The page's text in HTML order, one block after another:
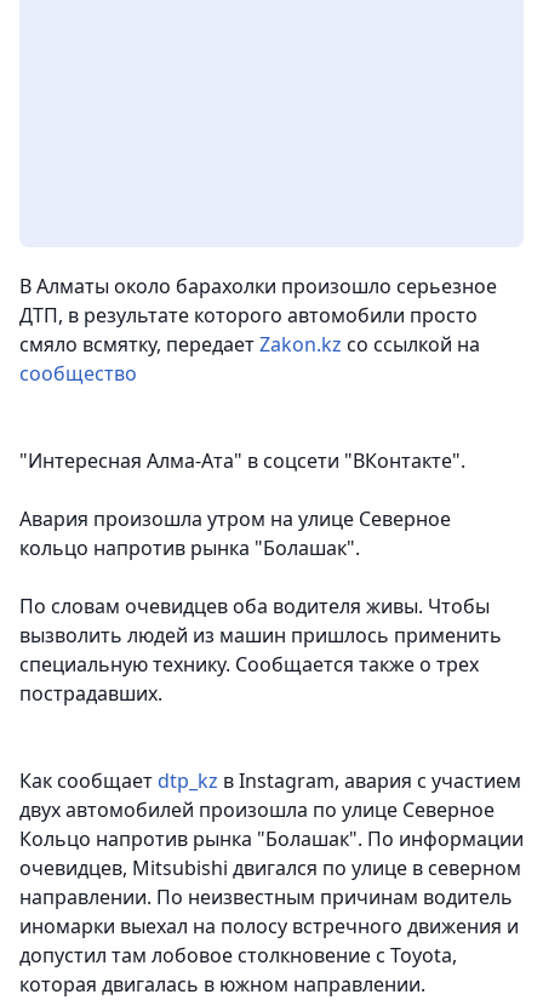
В Алматы около барахолки произошло серьезное
ДТП, в результате которого автомобили просто
смяло всмятку, передаетZakon.kz со ссылкой на
сообщество
"Интересная Алма-Ата" в соцсети "ВКонтакте".
Авария произошла утром на улице Северное
кольцо напротив рынка "Болашак".
По словам очевидцев оба водителя живы. Чтобы
вызволить людей из машин пришлось применить
специальную технику. Сообщается также о трех
пострадавших.
Как сообщает dtp_kz в Instagram, авария с участием
двух автомобилей произошла по улице Северное
Кольцо напротив рынка "Болашак". По информации
очевидцев, Mitsubishi двигался по улице в северном
направлении. По неизвестным причинам водитель
иномарки выехал на полосу встречного движения и
допустил там лобовое столкновение с Toyota,
которая двигалась в южном направлении.